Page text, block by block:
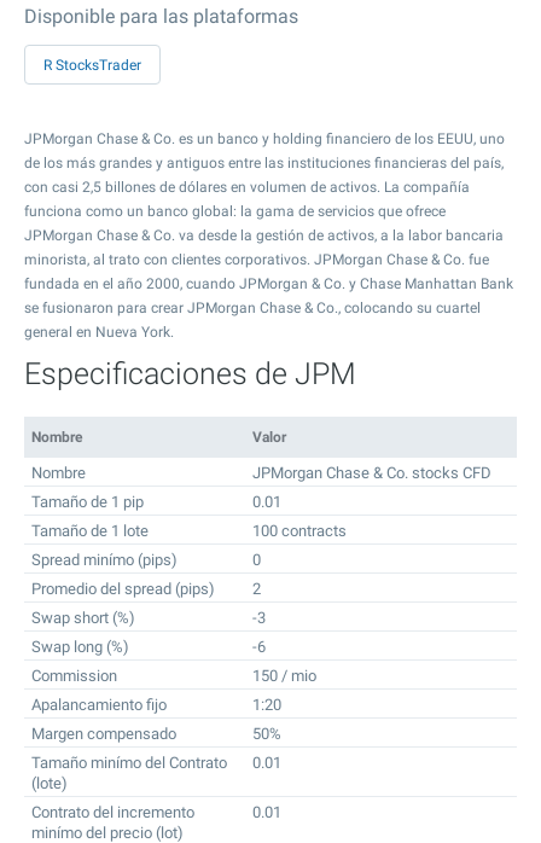
Disponible para las plataformas
R StocksTrader
JPMorgan Chase & Co. es un banco y holding financiero de los EEUU, uno
de los más grandes y antiguos entre las instituciones financieras del país,
con casi 2,5 billones de dólares en volumen de activos. La compañía
funciona como un banco global: la gama de servicios que ofrece
JPMorgan Chase & Co. va desde la gestión de activos, a la labor bancaria
minorista, al trato con clientes corporativos. JPMorgan Chase & Co. fue
fundada en el año 2000, cuando JPMorgan & Co. y Chase Manhattan Bank
se fusionaron para crear JPMorgan Chase & Co., colocando su cuartel
general en Nueva York.
Especificaciones de JPM
Nombre Valor
Nombre
JPMorgan Chase & Co. stocks CFD
Tamaño de 1 pip
0.01
Tamaño de 1 lote
100 contracts
Spread minímo (pips)
0
Promedio del spread (pips)
2
Swap short (%)
-3
Swap long (%)
-6
Commission
150 / mio
Apalancamiento fijo
1:20
Margen compensado
50%
Tamaño minímo del Contrato
(lote)
0.01
Contrato del incremento
minímo del precio (lot)
0.01